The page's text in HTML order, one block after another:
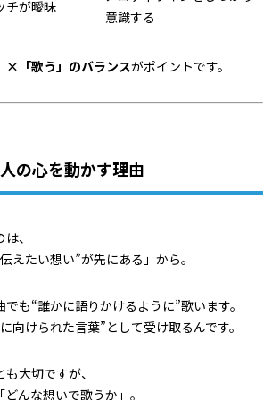
チが曖昧
意識する
×「歌う」のバランスがポイントです。
の心を動かす理由
、
えたい想い”が先にある」から。
も“誰かに語りかけるように”歌います。
向けられた言葉”として受け取るんです。
大切ですが、
んな想いで歌うか」。